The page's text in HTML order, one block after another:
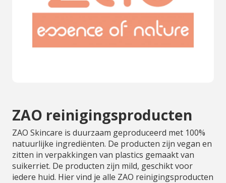
ZAO reinigingsproducten
ZAO Skincare is duurzaam geproduceerd met 100%
natuurlijke ingrediënten. De producten zijn vegan en
zitten in verpakkingen van plastics gemaakt van
suikerriet. De producten zijn mild, geschikt voor
iedere huid. Hier vind je alle ZAO reinigingsproducten